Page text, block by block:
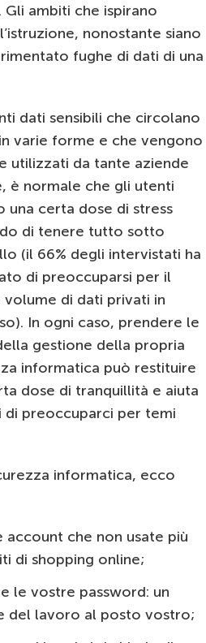
ambiti che ispirano
nonostante siano
fughe di dati di una
dati sensibili che circolano
varie forme e che vengono
utilizzati da tante aziende
è normale che gli utenti
una certa dose di stress
di tenere tutto sotto
(il 66% degli intervistati ha
di preoccuparsi per il
volume di dati privati in
In ogni caso, prendere le
gestione della propria
informatica può restituire
dose di tranquillità e aiuta
di preoccuparci per temi
informatica, ecco
che non usate più
di shopping online;
le vostre password: un
del lavoro al posto vostro;